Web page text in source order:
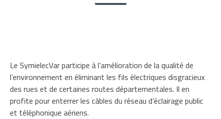
Le SymielecVar participe à l’amélioration de la qualité de
l’environnement en éliminant les fils électriques disgracieux
des rues et de certaines routes départementales. Il en
profite pour enterrer les câbles du réseau d’éclairage public
et téléphonique aériens.